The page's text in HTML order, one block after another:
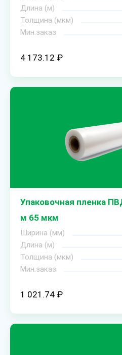
Длина (м)
Толщина (мкм)
Мин.заказ
4 173.12 ₽
Упаковочная пленка
м 65 мкм
Ширина (мм)
Длина (м)
Толщина (мкм)
Мин.заказ
1 021.74 ₽